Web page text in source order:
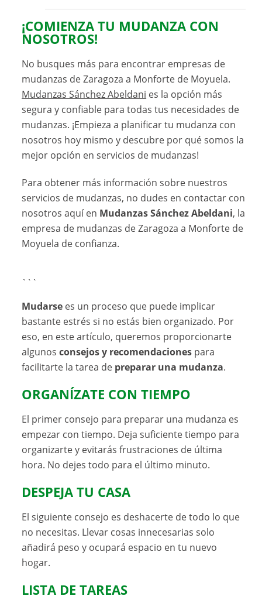
¡COMIENZA TU MUDANZA CON
NOSOTROS!
No busques más para encontrar empresas de
mudanzas de Zaragoza a Monforte de Moyuela.
Mudanzas Sánchez Abeldani es la opción más
segura y confiable para todas tus necesidades de
mudanzas. ¡Empieza a planificar tu mudanza con
nosotros hoy mismo y descubre por qué somos la
mejor opción en servicios de mudanzas!
Para obtener más información sobre nuestros
servicios de mudanzas, no dudes en contactar con
nosotros aquí en Mudanzas Sánchez Abeldani, la
empresa de mudanzas de Zaragoza a Monforte de
Moyuela de confianza.
```
Mudarse es un proceso que puede implicar
bastante estrés si no estás bien organizado. Por
eso, en este artículo, queremos proporcionarte
algunosconsejos y recomendaciones para
facilitarte la tarea de preparar una mudanza.
ORGANÍZATE CON TIEMPO
El primer consejo para preparar una mudanza es
empezar con tiempo. Deja suficiente tiempo para
organizarte y evitarás frustraciones de última
hora. No dejes todo para el último minuto.
DESPEJA TU CASA
El siguiente consejo es deshacerte de todo lo que
no necesitas. Llevar cosas innecesarias solo
añadirá peso y ocupará espacio en tu nuevo
hogar.
LISTA DE TAREAS